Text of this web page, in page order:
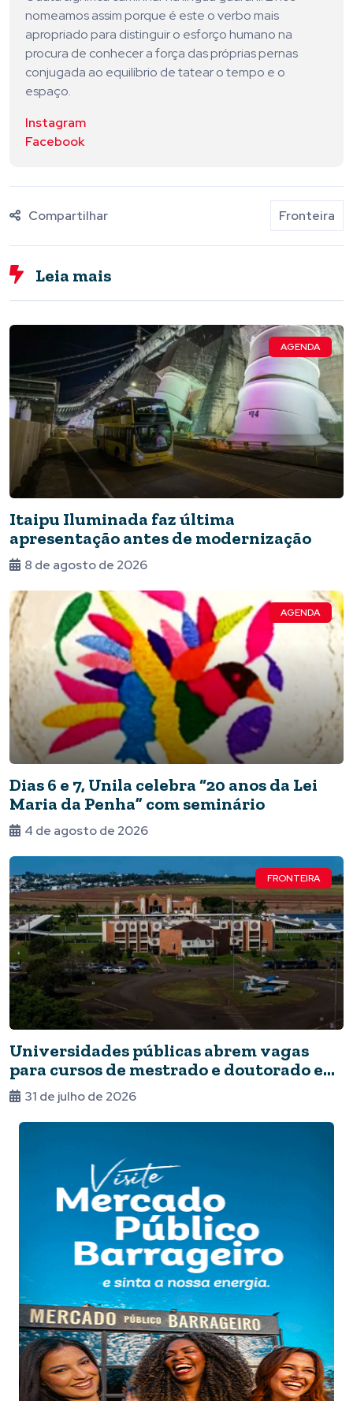
nomeamos assim porque é este o verbo mais
apropriado para distinguir o esforço humano na
procura de conhecer a força das próprias pernas
conjugada ao equilíbrio de tatear o tempo e o
espaço.
Instagram
Facebook
Compartilhar Fronteira
Leia mais
AGENDA
Itaipu Iluminada faz última
apresentação antes de modernização
8 de agosto de 2026
AGENDA
Dias 6 e 7, Unila celebra “20 anos da Lei
Maria da Penha” com seminário
4 de agosto de 2026
FRONTEIRA
Universidades públicas abrem vagas
para cursos de mestrado e doutorado em
Foz31 de julho de 2026